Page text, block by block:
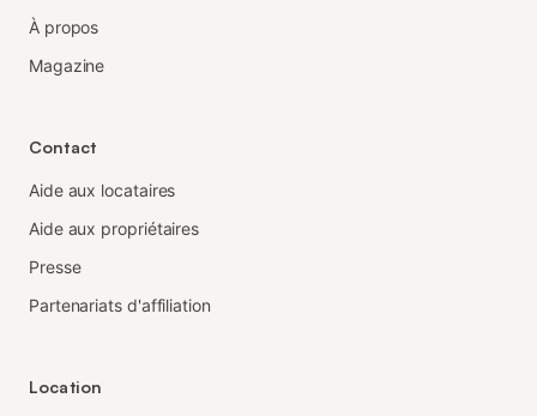
À propos
Magazine
Contact
Aide aux locataires
Aide aux propriétaires
Presse
Partenariats d'affiliation
Location